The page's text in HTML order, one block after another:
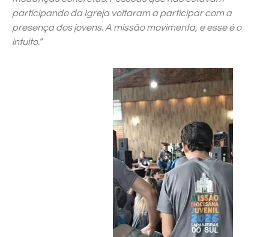
participando da Igreja voltaram a participar com a
presença dos jovens. A missão movimenta, e esse é o
intuito.”